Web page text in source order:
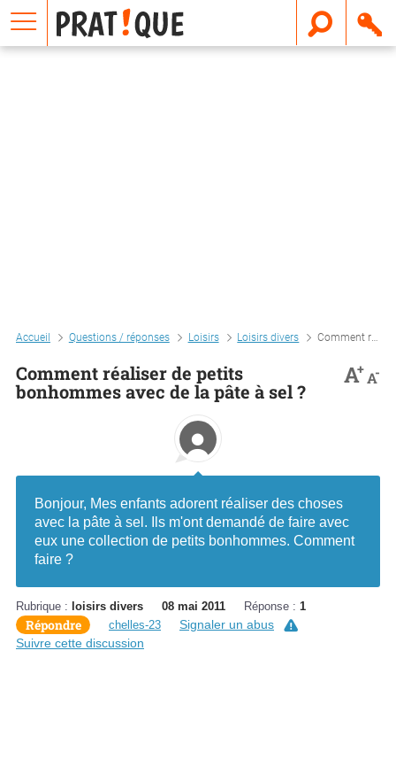
Accueil Questions / réponses Loisirs Loisirs divers Comment réaliser de petits bonhommes avec de la pâte à sel ?
Comment réaliser de petits
bonhommes avec de la pâte à sel ?
A+A-
Bonjour, Mes enfants adorent réaliser des choses
avec la pâte à sel. Ils m'ont demandé de faire avec
eux une collection de petits bonhommes. Comment
faire ?
Rubrique : loisirs divers 08 mai 2011 Réponse : 1
Répondre chelles-23
Signaler un abus
Suivre cette discussion
E
m
a